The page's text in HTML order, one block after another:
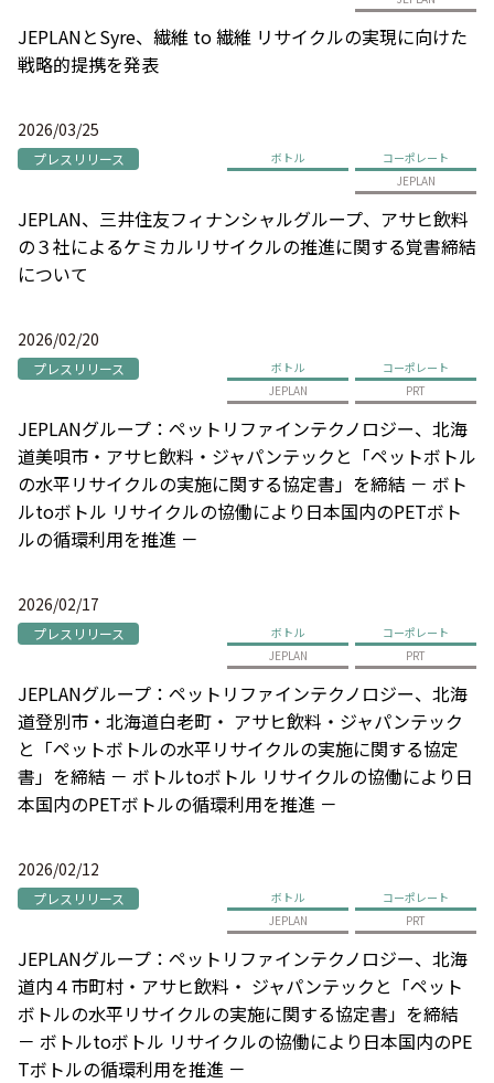
JEPLANとSyre、繊維 to 繊維 リサイクルの実現に向けた
戦略的提携を発表
2026/03/25
プレスリリース ボトル
コーポレート
JEPLAN
JEPLAN、三井住友フィナンシャルグループ、アサヒ飲料
の３社によるケミカルリサイクルの推進に関する覚書締結
について
2026/02/20
プレスリリース ボトル
コーポレート
JEPLAN
PRT
JEPLANグループ：ペットリファインテクノロジー、北海
道美唄市・アサヒ飲料・ジャパンテックと「ペットボトル
の水平リサイクルの実施に関する協定書」を締結 － ボト
ルtoボトル リサイクルの協働により日本国内のPETボト
ルの循環利用を推進 －
2026/02/17
プレスリリース ボトル
コーポレート
JEPLAN
PRT
JEPLANグループ：ペットリファインテクノロジー、北海
道登別市・北海道白老町・ アサヒ飲料・ジャパンテック
と「ペットボトルの水平リサイクルの実施に関する協定
書」を締結 － ボトルtoボトル リサイクルの協働により日
本国内のPETボトルの循環利用を推進 －
2026/02/12
プレスリリース ボトル
コーポレート
JEPLAN
PRT
JEPLANグループ：ペットリファインテクノロジー、北海
道内４市町村・アサヒ飲料・ ジャパンテックと「ペット
ボトルの水平リサイクルの実施に関する協定書」を締結
－ ボトルtoボトル リサイクルの協働により日本国内のPE
Tボトルの循環利用を推進 －